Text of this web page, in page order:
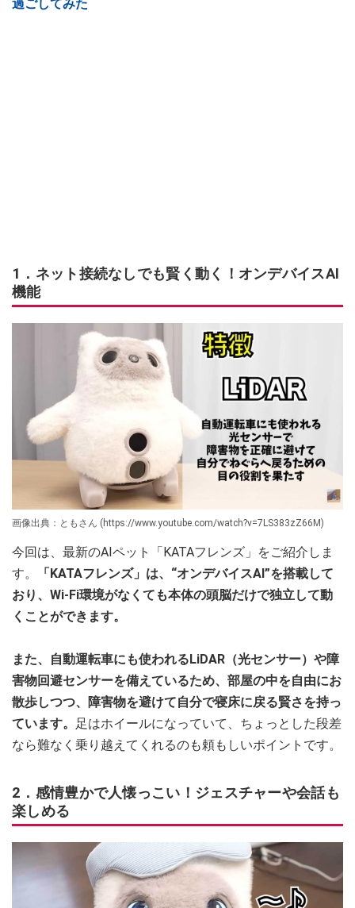
過ごしてみた
1．ネット接続なしでも賢く動く！オンデバイスAI
機能
画像出典：ともさん (https://www.youtube.com/watch?v=7LS383zZ66M)
今回は、最新のAIペット「KATAフレンズ」をご紹介しま
す。
「KATAフレンズ」は、“オンデバイスAI”を搭載して
おり、Wi-Fi環境がなくても本体の頭脳だけで独立して動
くことができます。
また、自動運転車にも使われるLiDAR（光センサー）や障
害物回避センサーを備えているため、部屋の中を自由にお
散歩しつつ、障害物を避けて自分で寝床に戻る賢さを持っ
ています。 足はホイールになっていて、ちょっとした段差
なら難なく乗り越えてくれるのも頼もしいポイントです。
2．感情豊かで人懐っこい！ジェスチャーや会話も
楽しめる